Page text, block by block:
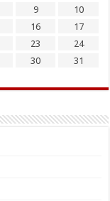
9
10
16
17
23
24
30
31